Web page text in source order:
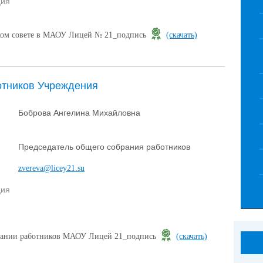
совете в МАОУ Лицей № 21_подпись (скачать)
Учреждения
Боброва Ангелина Михайловна
Председатель общего собрания работников
zvereva@licey21.su
работников МАОУ Лицей 21_подпись (скачать)